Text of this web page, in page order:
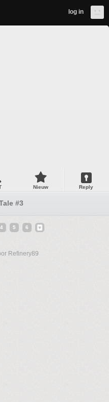
log in
Nieuw Reply
#3
4 5 6
Refinery89